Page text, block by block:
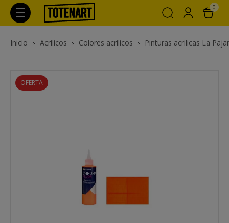
0
Inicio Acrilicos Colores acrilicos Pinturas acrilicas La
OFERTA